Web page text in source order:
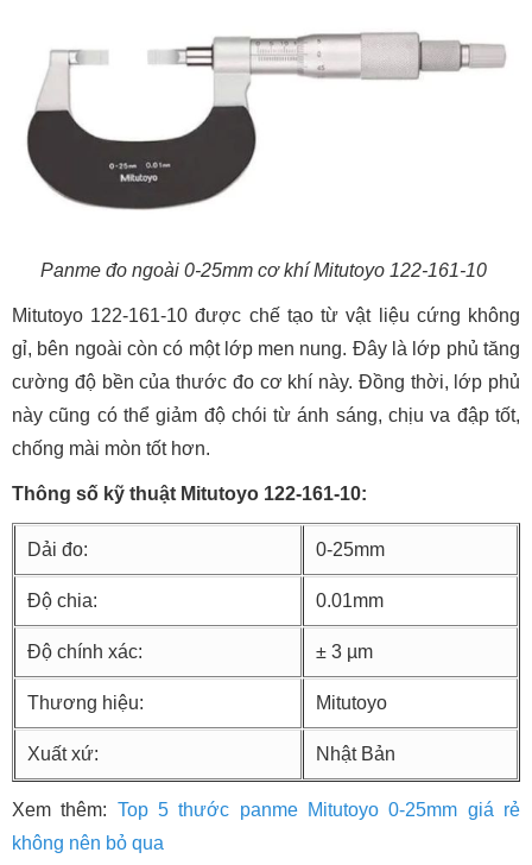
Panme đo ngoài 0-25mm cơ khí Mitutoyo 122-161-10
Mitutoyo 122-161-10 được chế tạo từ vật liệu cứng không
gỉ, bên ngoài còn có một lớp men nung. Đây là lớp phủ tăng
cường độ bền của thước đo cơ khí này. Đồng thời, lớp phủ
này cũng có thể giảm độ chói từ ánh sáng, chịu va đập tốt,
chống mài mòn tốt hơn.
Thông số kỹ thuật Mitutoyo 122-161-10:
Dải đo: 0-25mm
Độ chia: 0.01mm
Độ chính xác: ± 3 µm
Thương hiệu: Mitutoyo
Xuất xứ: Nhật Bản
Xem thêm: Top 5 thước panme Mitutoyo 0-25mm giá rẻ
không nên bỏ qua